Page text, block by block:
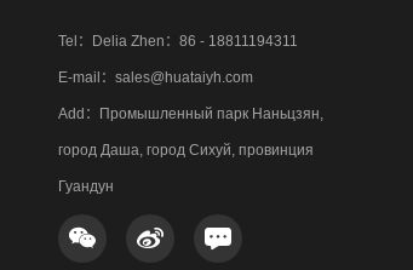
Materials Co.,Ltd.
Tel：Delia Zhen：86 - 18811194311
E-mail：sales@huataiyh.com
Add：Промышленный парк Наньцзян,
город Даша, город Сихуй, провинция
Гуандун